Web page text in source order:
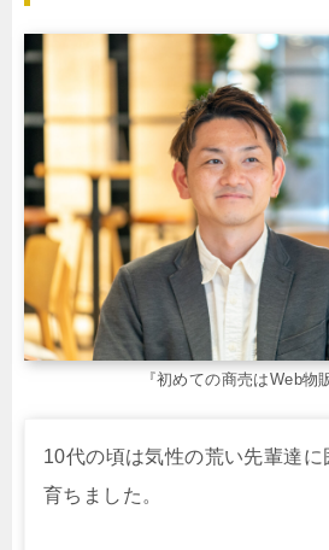
『初めての商売はWeb物
10代の頃は気性の荒い先輩達
育ちました。